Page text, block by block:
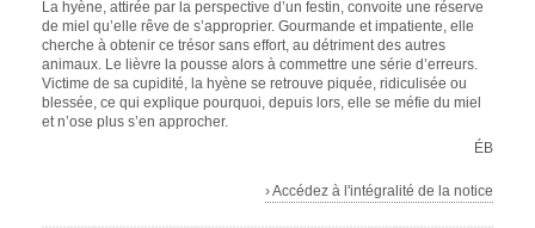
La hyène, attirée par la perspective d’un festin, convoite une réserve
de miel qu’elle rêve de s’approprier. Gourmande et impatiente, elle
cherche à obtenir ce trésor sans effort, au détriment des autres
animaux. Le lièvre la pousse alors à commettre une série d’erreurs.
Victime de sa cupidité, la hyène se retrouve piquée, ridiculisée ou
blessée, ce qui explique pourquoi, depuis lors, elle se méfie du miel
et n’ose plus s’en approcher.
ÉB
› Accédez à l'intégralité de la notice